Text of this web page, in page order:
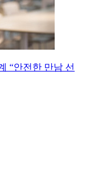
“안전한 만남 선